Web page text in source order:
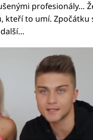
profesionály…
kteří to umí. Zpočátku